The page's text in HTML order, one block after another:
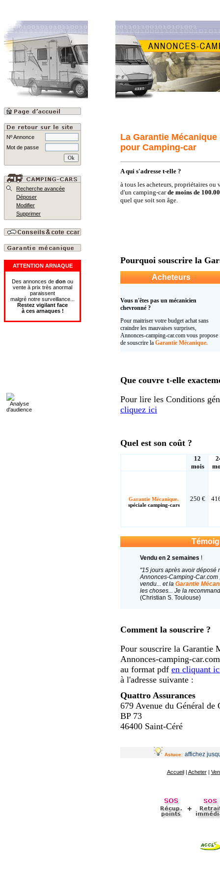
Nº Annonce
Mot de passe
Recherche avancée
Déposer
Modifier
Supprimer
ATTENTION ARNAQUE
Des annonces de don ou
vente à prix très anormal
paraissent
malgré notre surveillance...
Restez vigilant face
à ces arnaques !
La Garantie
pour Camping-car
A qui s'adresse t-elle ?
à tous les acheteurs, propriétaires ou
d'un camping-carde moins de
quel que soit son âge.
Pourquoi souscrire la
Acheteurs
Vous n'êtes pas un mécanicien
chevronné ?
Pour maitriser votre budget achat sans
craindre les mauvaises surprises,
Annonces-camping-car.com vous propose
de souscrire la Garantie Mécanique.
Que couvre t-elle
Pour lire les Conditions
cliquez ici
Quel est son coût ?
12
mois
Garantie Mécanique.
spéciale camping-cars
250 €
Vendu en 2 semaines !
"15 jours après avoir déposé
Annonces-Camping-Car.com
vendu... et la Garantie
les choses... Je la
(Christian S. Toulouse)
Comment la souscrire ?
Pour souscrire la Garantie
Annonces-camping-
au format pdf en cliquant
à l'adresse suivante :
Quattro Assurances
679 Avenue du Général de
BP 73
46400 Saint-Céré
Astuce: affichez
Accueil| Acheter|